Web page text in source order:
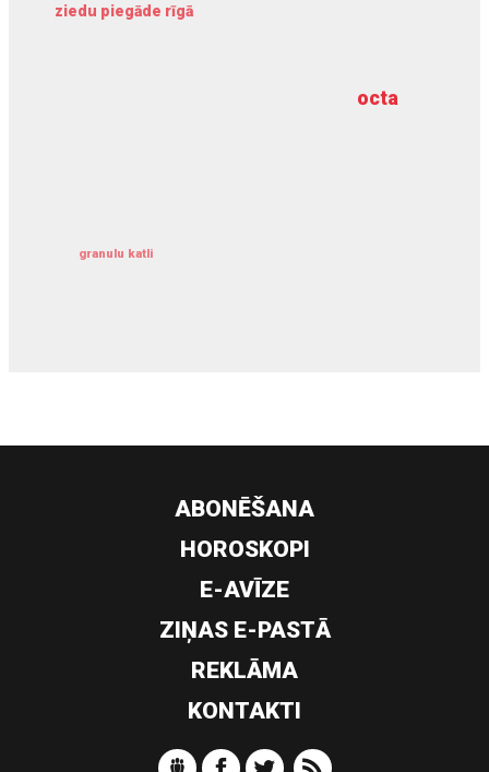
octa
ziedu piegāde rīgā
granulu katli
dziļurbums
ABONĒŠANA
HOROSKOPI
E-AVĪZE
ZIŅAS E-PASTĀ
REKLĀMA
KONTAKTI